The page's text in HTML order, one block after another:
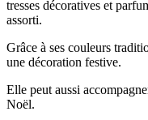
tresses décoratives et
assorti.
Grâce à ses couleurs
une décoration festive.
Elle peut aussi
Noël.